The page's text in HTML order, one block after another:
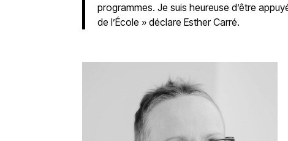
programmes. Je suis heureuse d’être
de l’École » déclare Esther Carré.